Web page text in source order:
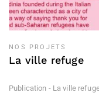
NOS PROJETS
La ville refuge
Publication - La ville